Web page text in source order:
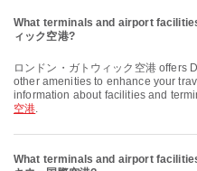
What terminals and airport
ィック空港?
ロンドン・ガトウィック空港 offers Dining, Car Rental, Train and many
other amenities to enhance your
information about facilities and
空港.
What terminals and airport